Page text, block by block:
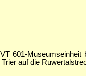
601-
auf die